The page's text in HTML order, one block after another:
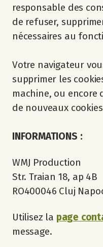
responsable des
de refuser,
nécessaires au
Votre navigateur
supprimer les
machine, ou encore
de nouveaux
INFORMATIONS :
WMJ Production
Str. Traian 18, ap 4B
RO400046 Cluj
Utilisez la page
message.